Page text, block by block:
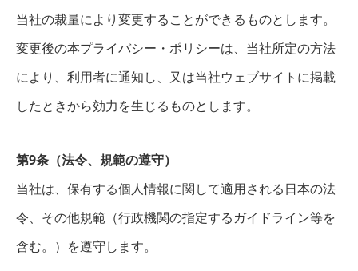
当社の裁量により変更することができるものとします。
変更後の本プライバシー・ポリシーは、当社所定の方法
により、利用者に通知し、又は当社ウェブサイトに掲載
したときから効力を生じるものとします。
第9条（法令、規範の遵守）
当社は、保有する個人情報に関して適用される日本の法
令、その他規範（行政機関の指定するガイドライン等を
含む。）を遵守します。